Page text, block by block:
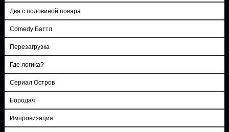
Два с половиной повара
Comedy Баттл
Перезагрузка
Где логика?
Сериал Остров
Бородач
Импровизация